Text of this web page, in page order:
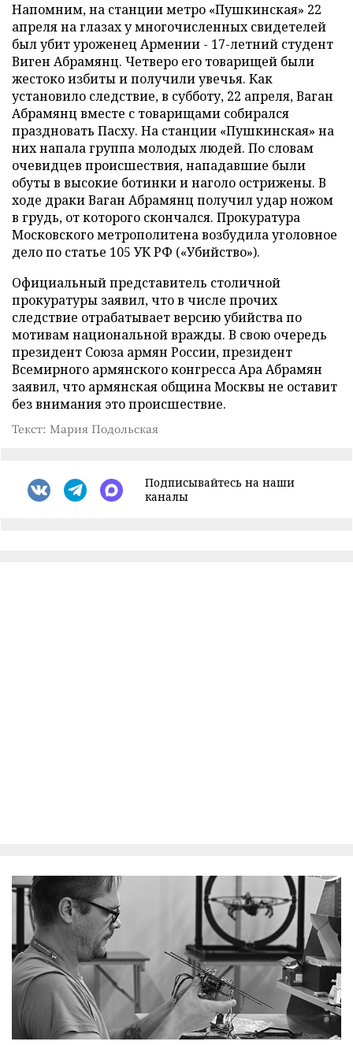
Напомним, на станции метро «Пушкинская» 22
апреля на глазах у многочисленных свидетелей
был убит уроженец Армении - 17-летний студент
Виген Абрамянц. Четверо его товарищей были
жестоко избиты и получили увечья. Как
установило следствие, в субботу, 22 апреля, Ваган
Абрамянц вместе с товарищами собирался
праздновать Пасху. На станции «Пушкинская» на
них напала группа молодых людей. По словам
очевидцев происшествия, нападавшие были
обуты в высокие ботинки и наголо острижены. В
ходе драки Ваган Абрамянц получил удар ножом
в грудь, от которого скончался. Прокуратура
Московского метрополитена возбудила уголовное
дело по статье 105 УК РФ («Убийство»).
Официальный представитель столичной
прокуратуры заявил, что в числе прочих
следствие отрабатывает версию убийства по
мотивам национальной вражды. В свою очередь
президент Союза армян России, президент
Всемирного армянского конгресса Ара Абрамян
заявил, что армянская община Москвы не оставит
без внимания это происшествие.
Текст: Мария Подольская
Подписывайтесь на наши
каналы